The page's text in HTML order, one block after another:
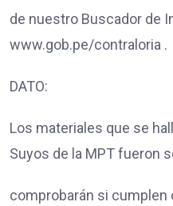
de nuestro Buscador de
www.gob.pe/contraloria .
DATO:
Los materiales que se
Suyos de la MPT fueron
comprobarán si cumplen